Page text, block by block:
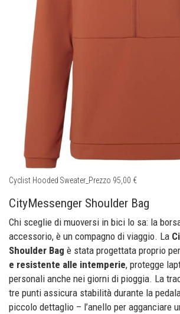
Cyclist Hooded Sweater_Prezzo 95,00 €
CityMessenger Shoulder Bag
Chi sceglie di muoversi in bici lo sa: la
accessorio, è un compagno di viaggio. La
Shoulder Bag è stata progettata proprio
e resistente alle intemperie, protegge
personali anche nei giorni di pioggia. La
tre punti assicura stabilità durante la
piccolo dettaglio – l’anello per agganciare